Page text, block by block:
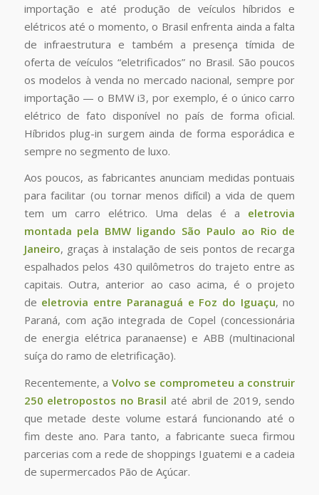
importação e até produção de veículos híbridos e
elétricos até o momento, o Brasil enfrenta ainda a falta
de infraestrutura e também a presença tímida de
oferta de veículos “eletrificados” no Brasil. São poucos
os modelos à venda no mercado nacional, sempre por
importação — o BMW i3, por exemplo, é o único carro
elétrico de fato disponível no país de forma oficial.
Híbridos plug-in surgem ainda de forma esporádica e
sempre no segmento de luxo.
Aos poucos, as fabricantes anunciam medidas pontuais
para facilitar (ou tornar menos difícil) a vida de quem
tem um carro elétrico. Uma delas é a eletrovia
montada pela BMW ligando São Paulo ao Rio de
Janeiro, graças à instalação de seis pontos de recarga
espalhados pelos 430 quilômetros do trajeto entre as
capitais. Outra, anterior ao caso acima, é o projeto
de eletrovia entre Paranaguá e Foz do Iguaçu, no
Paraná, com ação integrada de Copel (concessionária
de energia elétrica paranaense) e ABB (multinacional
suíça do ramo de eletrificação).
Recentemente, a Volvo se comprometeu a construir
250 eletropostos no Brasil até abril de 2019, sendo
que metade deste volume estará funcionando até o
fim deste ano. Para tanto, a fabricante sueca firmou
parcerias com a rede de shoppings Iguatemi e a cadeia
de supermercados Pão de Açúcar.